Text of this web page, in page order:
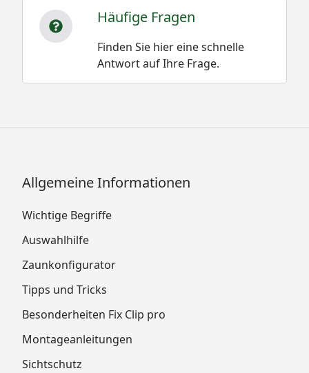
Häufige Fragen
Finden Sie hier eine schnelle
Antwort auf Ihre Frage.
Allgemeine Informationen
Wichtige Begriffe
Auswahlhilfe
Zaunkonfigurator
Tipps und Tricks
Besonderheiten Fix Clip pro
Montageanleitungen
Sichtschutz